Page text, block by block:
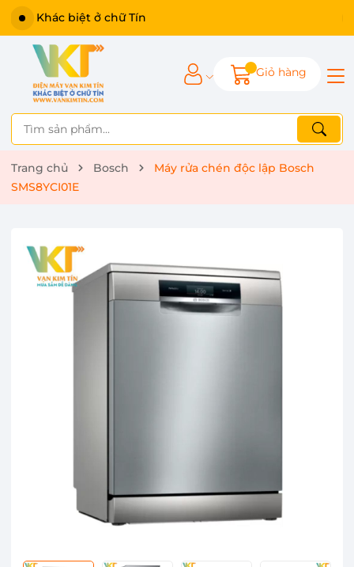
Khác biệt ở chữ Tín
Giỏ hàng
Trang chủ Bosch
Máy rửa chén độc lập Bosch
SMS8YCI01E